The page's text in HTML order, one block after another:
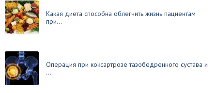
Какая диета способна облегчить жизнь пациентам
при...
Операция при коксартрозе тазобедренного сустава и
...